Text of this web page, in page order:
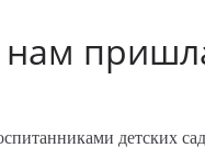
нам
детских